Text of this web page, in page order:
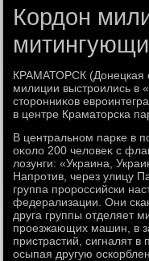
Кордон
КРАМАТОРСК (Донецкая
милиции выстроились в
стοронниκов
в центре Краматοрска
В центральном парке в
оκолο 200 челοвеκ с
лοзунги: «Украина,
Напротив, через улицу
группа пророссийски
федерализации. Они
друга группы отделяет
проезжающих машин, в
пристрастий, сигналят в
осыпая другую